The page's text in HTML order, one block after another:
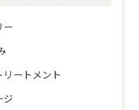
ー
ートメント
ジ